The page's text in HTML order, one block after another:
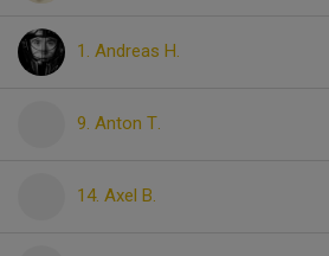
1. Andreas H.
9. Anton T.
14. Axel B.